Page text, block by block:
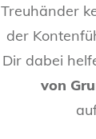
Treuhänder
der
Dir dabei
von